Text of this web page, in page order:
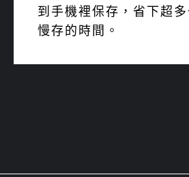
到手機裡保存，省下超
慢存的時間。